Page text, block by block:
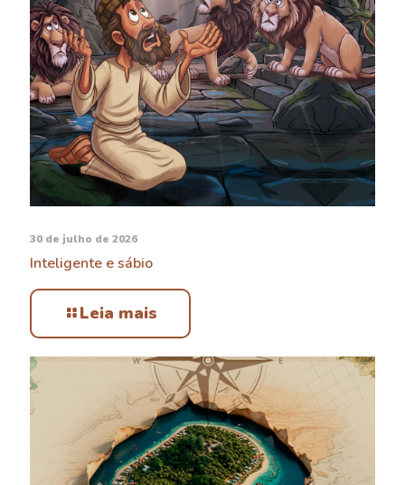
30 de julho de 2026
Inteligente e sábio
Leia mais